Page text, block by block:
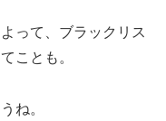
って、ブラックリス
ことも。
ね。